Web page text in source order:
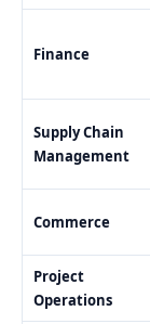
Finance
Supply Chain
Management
Commerce
Project
Operations